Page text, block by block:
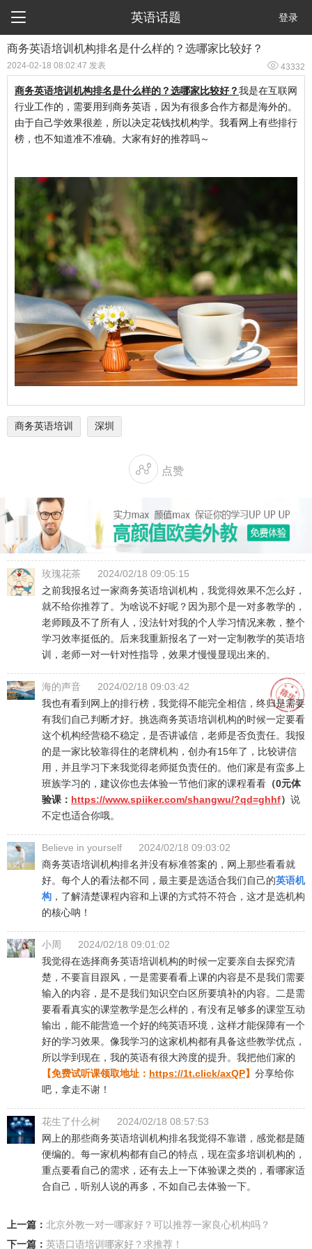
 英语话题 登录
​商务英语培训机构排名是什么样的？选哪家比较好？
2024-02-18 08:02:47 发表  43332
商务英语培训机构排名是什么样的？选哪家比较好？我是在互联网
行业工作的，需要用到商务英语，因为有很多合作方都是海外的。
由于自己学效果很差，所以决定花钱找机构学。我看网上有些排行
榜，也不知道准不准确。大家有好的推荐吗～
商务英语培训 深圳
 点赞
玫瑰花茶
2024/02/18 09:05:15
之前我报名过一家商务英语培训机构，我觉得效果不怎么好，
就不给你推荐了。为啥说不好呢？因为那个是一对多教学的，
老师顾及不了所有人，没法针对我的个人学习情况来教，整个
学习效率挺低的。后来我重新报名了一对一定制教学的英语培
训，老师一对一针对性指导，效果才慢慢显现出来的。
海的声音
2024/02/18 09:03:42
我也有看到网上的排行榜，我觉得不能完全相信，终归是需要
有我们自己判断才好。挑选商务英语培训机构的时候一定要看
这个机构经营稳不稳定，是否讲诚信，老师是否负责任。我报
的是一家比较靠得住的老牌机构，创办有15年了，比较讲信
用，并且学习下来我觉得老师挺负责任的。他们家是有蛮多上
班族学习的，建议你也去体验一节他们家的课程看看 （0元体
验课： https://www.spiiker.com/shangwu/?qd=ghhf） 说
不定也适合你哦。
Believe in yourself
2024/02/18 09:03:02
商务英语培训机构排名并没有标准答案的，网上那些看看就
好。每个人的看法都不同，最主要是选适合我们自己的英语机
构 ，了解清楚课程内容和上课的方式符不符合，这才是选机构
的核心呐！
小周
2024/02/18 09:01:02
我觉得在选择商务英语培训机构的时候一定要亲自去探究清
楚，不要盲目跟风，一是需要看看上课的内容是不是我们需要
输入的内容，是不是我们知识空白区所要填补的内容。二是需
要看看真实的课堂教学是怎么样的，有没有足够多的课堂互动
输出，能不能营造一个好的纯英语环境，这样才能保障有一个
好的学习效果。像我学习的这家机构都有具备这些教学优点，
所以学到现在，我的英语有很大跨度的提升。我把他们家的
【免费试听课领取地址： https://1t.click/axQP】 分享给你
吧，拿走不谢！
花生了什么树
2024/02/18 08:57:53
网上的那些商务英语培训机构排名我觉得不靠谱，感觉都是随
便编的。每一家机构都有自己的特点，现在蛮多培训机构的，
重点要看自己的需求，还有去上一下体验课之类的，看哪家适
合自己，听别人说的再多，不如自己去体验一下。
上一篇： 北京外教一对一哪家好？可以推荐一家良心机构吗？
下一篇： 英语口语培训哪家好？求推荐！